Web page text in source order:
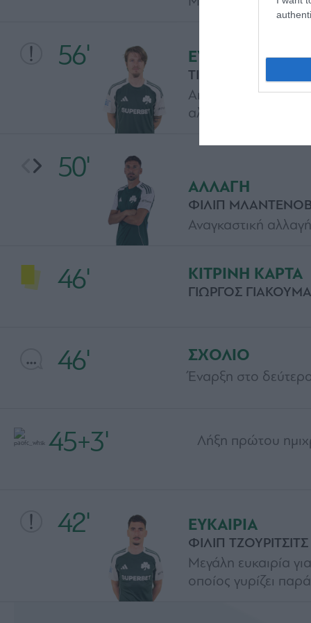
42' ΕΥΚΑΙΡΙΑ
ΦΙΛΙΠ ΤΖΟΥΡΙΤΣΙΤΣ
Μεγάλη ευκαιρία
οποίος γυρίζει
45+3' Λήξη πρώτου
46' ΣΧΟΛΙΟ
Έναρξη στο
46' ΚΙΤΡΙΝΗ ΚΑΡΤΑ
ΓΙΩΡΓΟΣ
50'
ΑΛΛΑΓΗ
ΦΙΛΙΠ
Αναγκαστική
56' ΕΥΚΑΙΡΙΑ
ΤΙΝ ΓΕΝΤΒΑΪ
Από σέντρα του
αλλά η μπάλα